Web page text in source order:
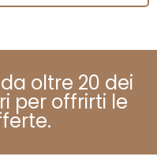
oltre 20 dei
per offrirti le